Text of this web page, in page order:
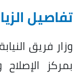
تفاصيل
وزار فريق
بمركز